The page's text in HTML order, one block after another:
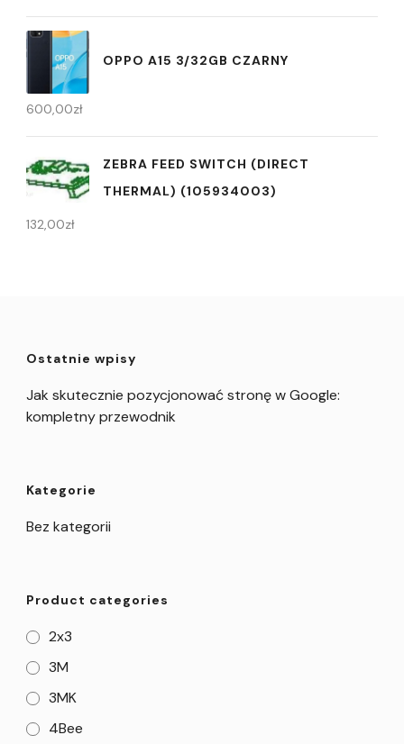
OPPO A15 3/32GB CZARNY
600,00zł
ZEBRA FEED SWITCH (DIRECT
THERMAL) (105934003)
132,00zł
Ostatnie wpisy
Jak skutecznie pozycjonować stronę w Google:
kompletny przewodnik
Kategorie
Bez kategorii
Product categories
2x3
3M
3MK
4Bee